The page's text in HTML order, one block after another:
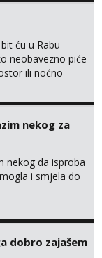
ću u Rabu
neobavezno piće
ili noćno
nekog za
nekog da isproba
i smjela do
dobro zajašem